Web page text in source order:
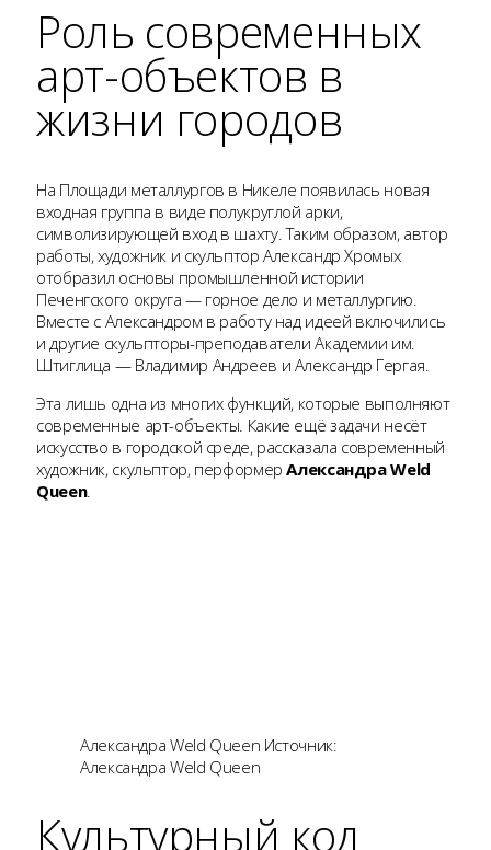
Роль современных
арт-объектов в
жизни городов
На Площади металлургов в Никеле появилась новая
входная группа в виде полукруглой арки,
символизирующей вход в шахту. Таким образом, автор
работы, художник и скульптор Александр Хромых
отобразил основы промышленной истории
Печенгского округа — горное дело и металлургию.
Вместе с Александром в работу над идеей включились
и другие скульпторы-преподаватели Академии им.
Штиглица — Владимир Андреев и Александр Гергая.
Эта лишь одна из многих функций, которые выполняют
современные арт-объекты. Какие ещё задачи несёт
искусство в городской среде, рассказала современный
художник, скульптор, перформерАлександра Weld
Queen.
Александра Weld Queen Источник:
Александра Weld Queen
Культурный код